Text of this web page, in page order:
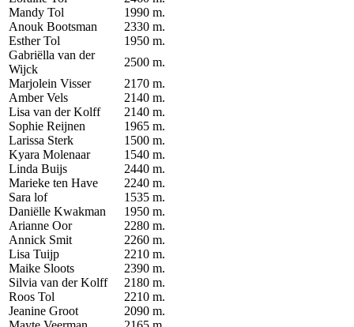
Mandy Tol
1990 m.
Anouk Bootsman
2330 m.
Esther Tol
1950 m.
Gabriëlla van der
Wijck
2500 m.
Marjolein Visser
2170 m.
Amber Vels
2140 m.
Lisa van der Kolff
2140 m.
Sophie Reijnen
1965 m.
Larissa Sterk
1500 m.
Kyara Molenaar
1540 m.
Linda Buijs
2440 m.
Marieke ten Have
2240 m.
Sara lof
1535 m.
Daniëlle Kwakman
1950 m.
Arianne Oor
2280 m.
Annick Smit
2260 m.
Lisa Tuijp
2210 m.
Maike Sloots
2390 m.
Silvia van der Kolff
2180 m.
Roos Tol
2210 m.
Jeanine Groot
2090 m.